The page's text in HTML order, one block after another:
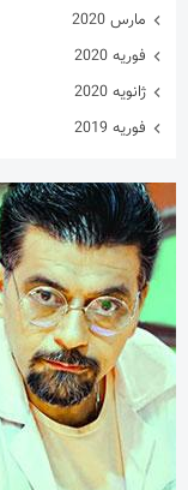
مارس 2020
فوریه 2020
ژانویه 2020
فوریه 2019